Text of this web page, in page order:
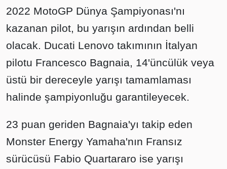
2022 MotoGP Dünya Şampiyonası'nı
kazanan pilot, bu yarışın ardından belli
olacak. Ducati Lenovo takımının İtalyan
pilotu Francesco Bagnaia, 14'üncülük veya
üstü bir dereceyle yarışı tamamlaması
halinde şampiyonluğu garantileyecek.
23 puan geriden Bagnaia'yı takip eden
Monster Energy Yamaha'nın Fransız
sürücüsü Fabio Quartararo ise yarışı